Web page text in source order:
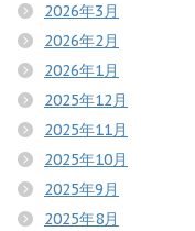
2026年3月
2026年2月
2026年1月
2025年12月
2025年11月
2025年10月
2025年9月
2025年8月